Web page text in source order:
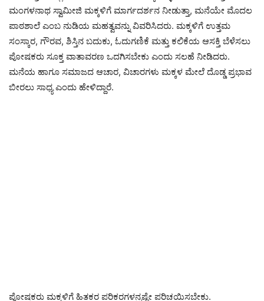
ಮಂಗಳನಾಥ ಸ್ವಾಮೀಜಿ ಮಕ್ಕಳಿಗೆ ಮಾರ್ಗದರ್ಶನ ನೀಡುತ್ತಾ, ಮನೆಯೇ ಮೊದಲ
ಪಾಠಶಾಲೆ ಎಂಬ ನುಡಿಯ ಮಹತ್ವವನ್ನು ವಿವರಿಸಿದರು. ಮಕ್ಕಳಿಗೆ ಉತ್ತಮ
ಸಂಸ್ಕಾರ, ಗೌರವ, ಶಿಸ್ತಿನ ಬದುಕು, ಓದುಗಣಿಕೆ ಮತ್ತು ಕಲಿಕೆಯ ಆಸಕ್ತಿ ಬೆಳೆಸಲು
ಪೋಷಕರು ಸೂಕ್ತ ವಾತಾವರಣ ಒದಗಿಸಬೇಕು ಎಂದು ಸಲಹೆ ನೀಡಿದರು.
ಮನೆಯ ಹಾಗೂ ಸಮಾಜದ ಆಚಾರ, ವಿಚಾರಗಳು ಮಕ್ಕಳ ಮೇಲೆ ದೊಡ್ಡ ಪ್ರಭಾವ
ಬೀರಲು ಸಾಧ್ಯ ಎಂದು ಹೇಳಿದ್ದಾರೆ.
ಪೋಷಕರು ಮಕ್ಕಳಿಗೆ ಹಿತಕರ ಪರಿಕರಗಳನ್ನಷ್ಟೇ ಪರಿಚಯಿಸಬೇಕು.